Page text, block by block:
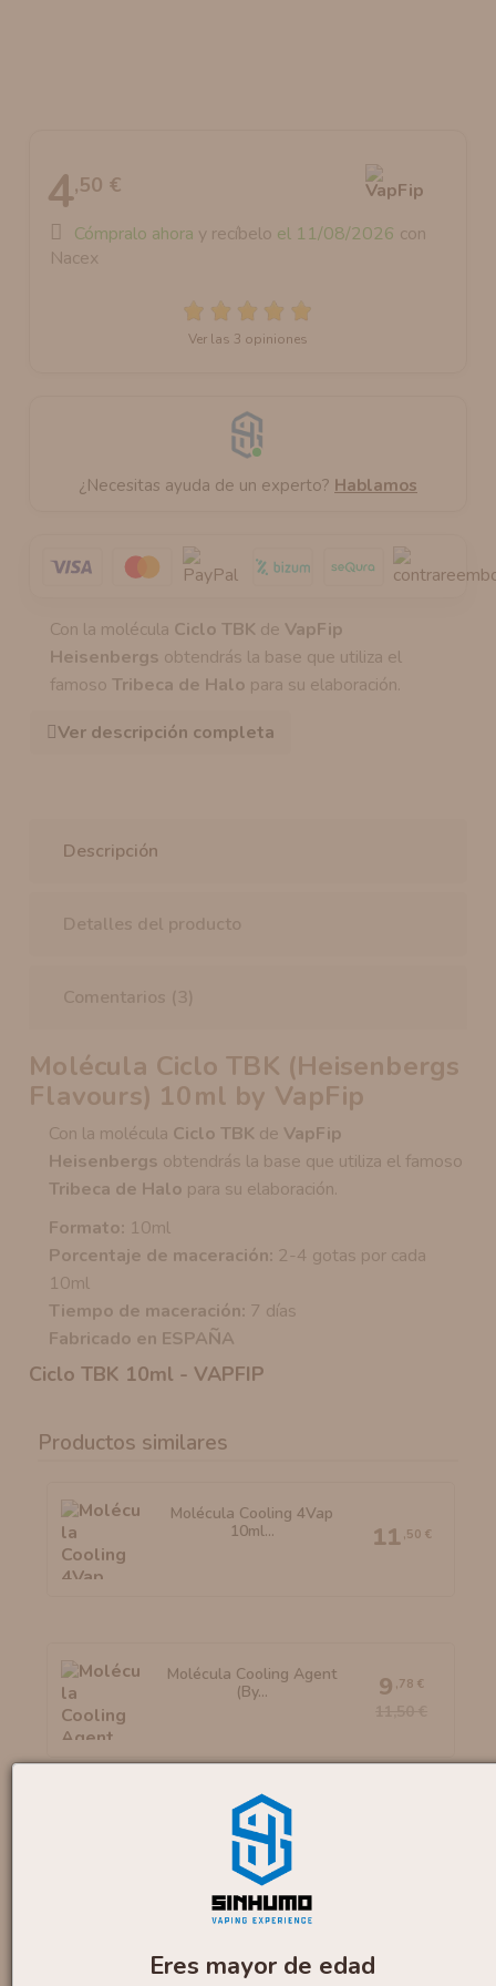
Eres mayor de edad
Con la molécula Ciclo TBK de VapFip
Heisenbergs obtendrás la base que utiliza el
famosoTribeca de Halo para su elaboración.
Ver descripción completa
4,50 €
Cómpralo ahora y recíbelo el 11/08/2026 con
Nacex
Ver las 3 opiniones
¿Necesitas ayuda de un experto? Hablamos
Descripción
Detalles del producto
Comentarios (3)
Molécula Ciclo TBK (Heisenbergs
Flavours) 10ml by VapFip
Con la molécula Ciclo TBK de VapFip
Heisenbergs obtendrás la base que utiliza el famoso
Tribeca de Halo para su elaboración.
Formato: 10ml
Porcentaje de maceración: 2-4 gotas por cada
10ml
Tiempo de maceración: 7 días
Fabricado en ESPAÑA
Ciclo TBK 10ml - VAPFIP
Productos similares
Molécula Cooling 4Vap
10ml...
11 ,50 €
Molécula Cooling Agent
(By...
9 ,78 €
Molécula Koolada 10ml
By...